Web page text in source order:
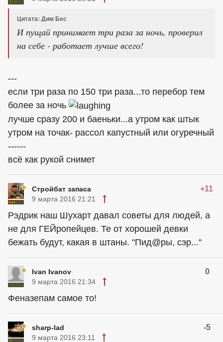
Цитата: Дим Бес
И пущай принимает три раза за ночь, проверил
на себе - работает лучше всего!
---
если три раза по 150 три раза...то перебор тем
более за ночь
лучше сразу 200 и баеньки...а утром как штык
утром на точак- рассол капустный или огуречный
------
всё как рукой снимет
Стройбат запаса +11
9 марта 2016 21:21
Рэдрик наш Шухарт давал советы для людей, а
не для ГЕЙропейцев. Те от хорошей девки
бежать будут, какая в штаны. "Пид@ры, сэр..."
Ivan Ivanov 0
9 марта 2016 21:34
Феназепам самое то!
sharp-lad -5
9 марта 2016 23:11